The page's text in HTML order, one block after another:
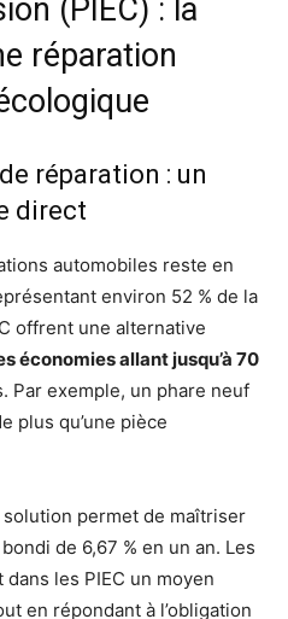
(PIEC) : la
réparation
réparation : un
direct
automobiles reste en
environ 52 % de la
offrent une alternative
économies allant jusqu’à 70
Par exemple, un phare neuf
plus qu’une pièce
permet de maîtriser
de 6,67 % en un an. Les
les PIEC un moyen
en répondant à l’obligation